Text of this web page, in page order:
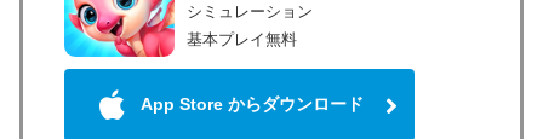
シミュレーション
基本プレイ無料
App Store からダウンロード